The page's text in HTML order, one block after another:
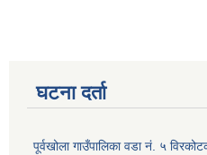
घटना दर्ता
पूर्वखोला गाउँपालिका वडा नं. ५